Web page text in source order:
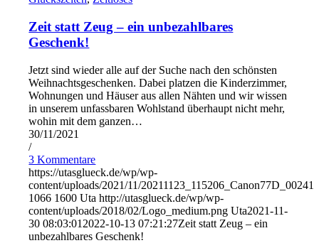
Zeit statt Zeug – ein unbezahlbares
Geschenk!
Jetzt sind wieder alle auf der Suche nach den schönsten
Weihnachtsgeschenken. Dabei platzen die Kinderzimmer,
Wohnungen und Häuser aus allen Nähten und wir wissen
in unserem unfassbaren Wohlstand überhaupt nicht mehr,
wohin mit dem ganzen…
30/11/2021
/
3 Kommentare
https://utasglueck.de/wp/wp-
content/uploads/2021/11/
1066 1600 Uta http://utasglueck.de/wp/wp-
content/uploads/2018/02/Logo_medium.png Uta2021-11-
30 08:03:01 2022-10-13 07:21:27Zeit statt Zeug – ein
unbezahlbares Geschenk!